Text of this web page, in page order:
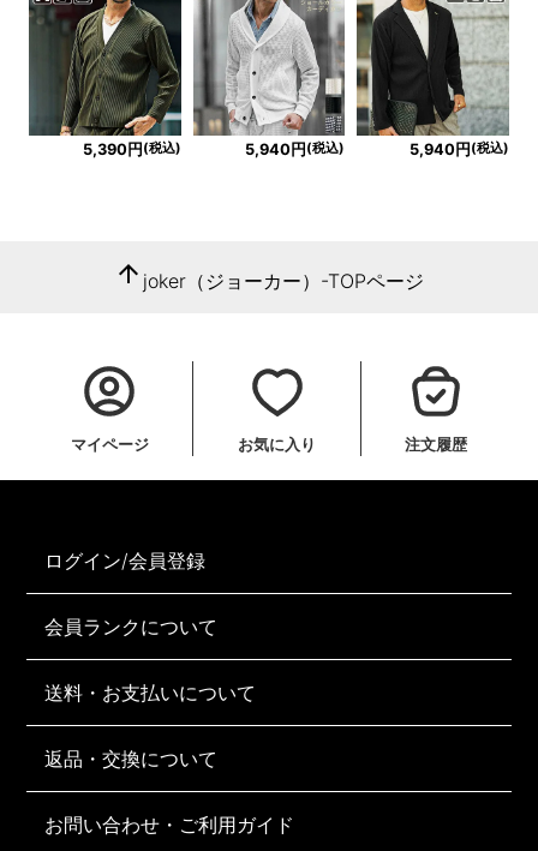
5,390円(税込) 5,940円(税込) 5,940円(税込)
arrow_upward joker（ジョーカー）-TOPページ
マイページ お気に入り 注文履歴
ログイン/会員登録
会員ランクについて
送料・お支払いについて
返品・交換について
お問い合わせ・ご利用ガイド